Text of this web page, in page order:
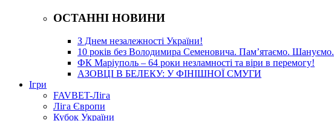
ОСТАННІ НОВИНИ
З Днем незалежності України!
10 років без Володимира Семеновича. Пам’ятаємо. Шануємо.
ФК Маріуполь – 64 роки незламності та віри в перемогу!
АЗОВЦІ В БЕЛЕКУ: У ФІНІШНОЇ СМУГИ
Ігри
FAVBET-Ліга
Ліга Європи
Кубок України